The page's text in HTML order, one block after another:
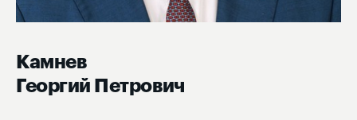
Камнев
Георгий Петрович